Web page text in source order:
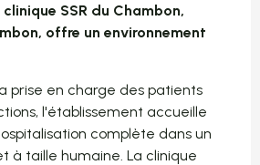
SSR du Chambon,
offre un environnement
prise en charge des patients
l'établissement accueille
complète dans un
à taille humaine. La clinique